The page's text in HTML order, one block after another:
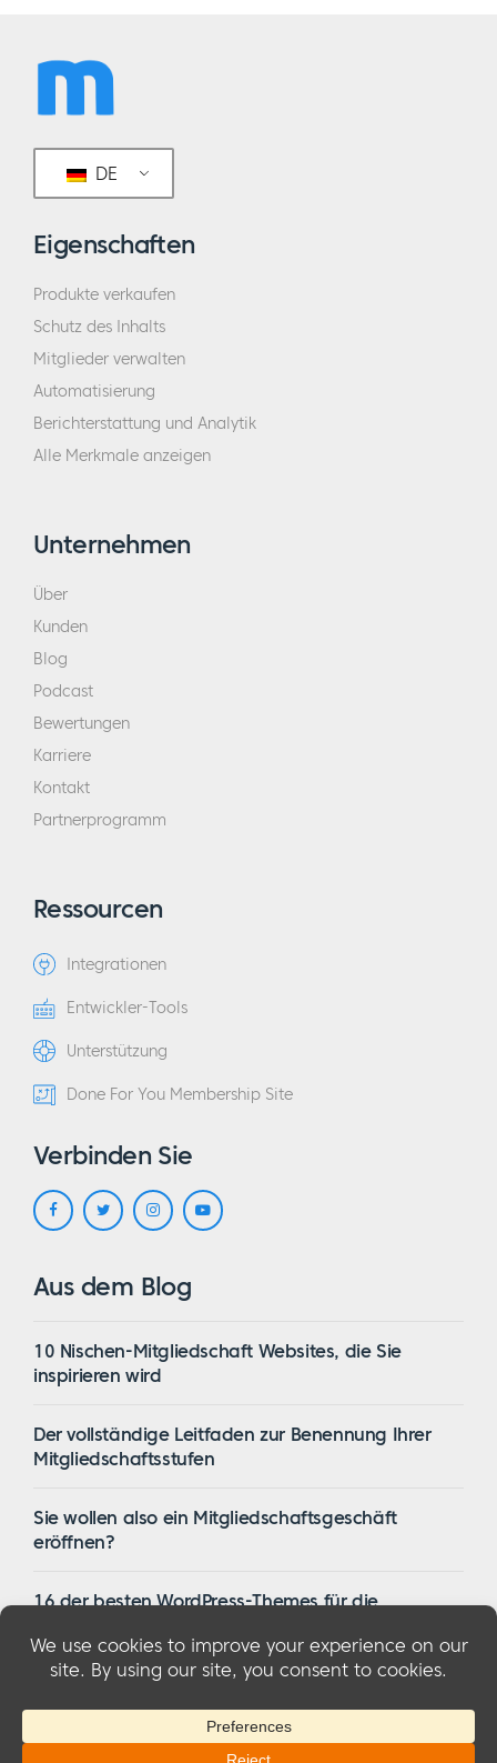
DE
Eigenschaften
Produkte verkaufen
Schutz des Inhalts
Mitglieder verwalten
Automatisierung
Berichterstattung und Analytik
Alle Merkmale anzeigen
Unternehmen
Über
Kunden
Blog
Podcast
Bewertungen
Karriere
Kontakt
Partnerprogramm
Ressourcen
Integrationen
Entwickler-Tools
Unterstützung
Done For You Membership Site
Verbinden Sie
Aus dem Blog
10 Nischen-Mitgliedschaft Websites, die Sie
inspirieren wird
Der vollständige Leitfaden zur Benennung Ihrer
Mitgliedschaftsstufen
Sie wollen also ein Mitgliedschaftsgeschäft
eröffnen?
16 der besten WordPress-Themes für die
© 2026 MemberMouse, LLCDatenschutzbestimmungen
Bedingungen und Konditionen